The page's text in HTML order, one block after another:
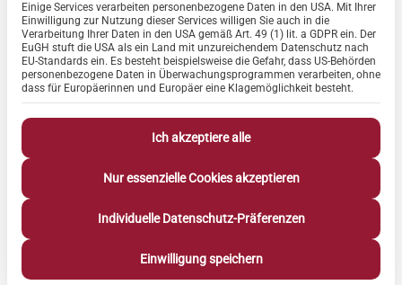
Die Bewohnerinnen und Bewohner der beiden Hahne
Residenzen „Haus der Ruhe“ und „Heidehaus“ müssen trotz
Infektionsschutz nicht auf Konzerte verzichten. Denn am
Samstag, 28. März tritt der Schlagersänger Freddy Caruso
nicht in – sondern VOR den beiden Häusern auf.
In einem Open-Air-Konzert können die pflegebedürftigen
Menschen von ihren Balkonen aus sicherer Entfernung am
Einige Services verarbeiten personenbezogene Daten in den USA. Mit Ihrer
Einwilligung zur Nutzung dieser Services willigen Sie auch in die
Verarbeitung Ihrer Daten in den USA gemäß Art. 49 (1) lit. a GDPR ein. Der
EuGH stuft die USA als ein Land mit unzureichendem Datenschutz nach
EU-Standards ein. Es besteht beispielsweise die Gefahr, dass US-Behörden
personenbezogene Daten in Überwachungsprogrammen verarbeiten, ohne
dass für Europäerinnen und Europäer eine Klagemöglichkeit besteht.
Ich akzeptiere alle
Nur essenzielle Cookies akzeptieren
Individuelle Datenschutz-Präferenzen
Einwilligung speichern